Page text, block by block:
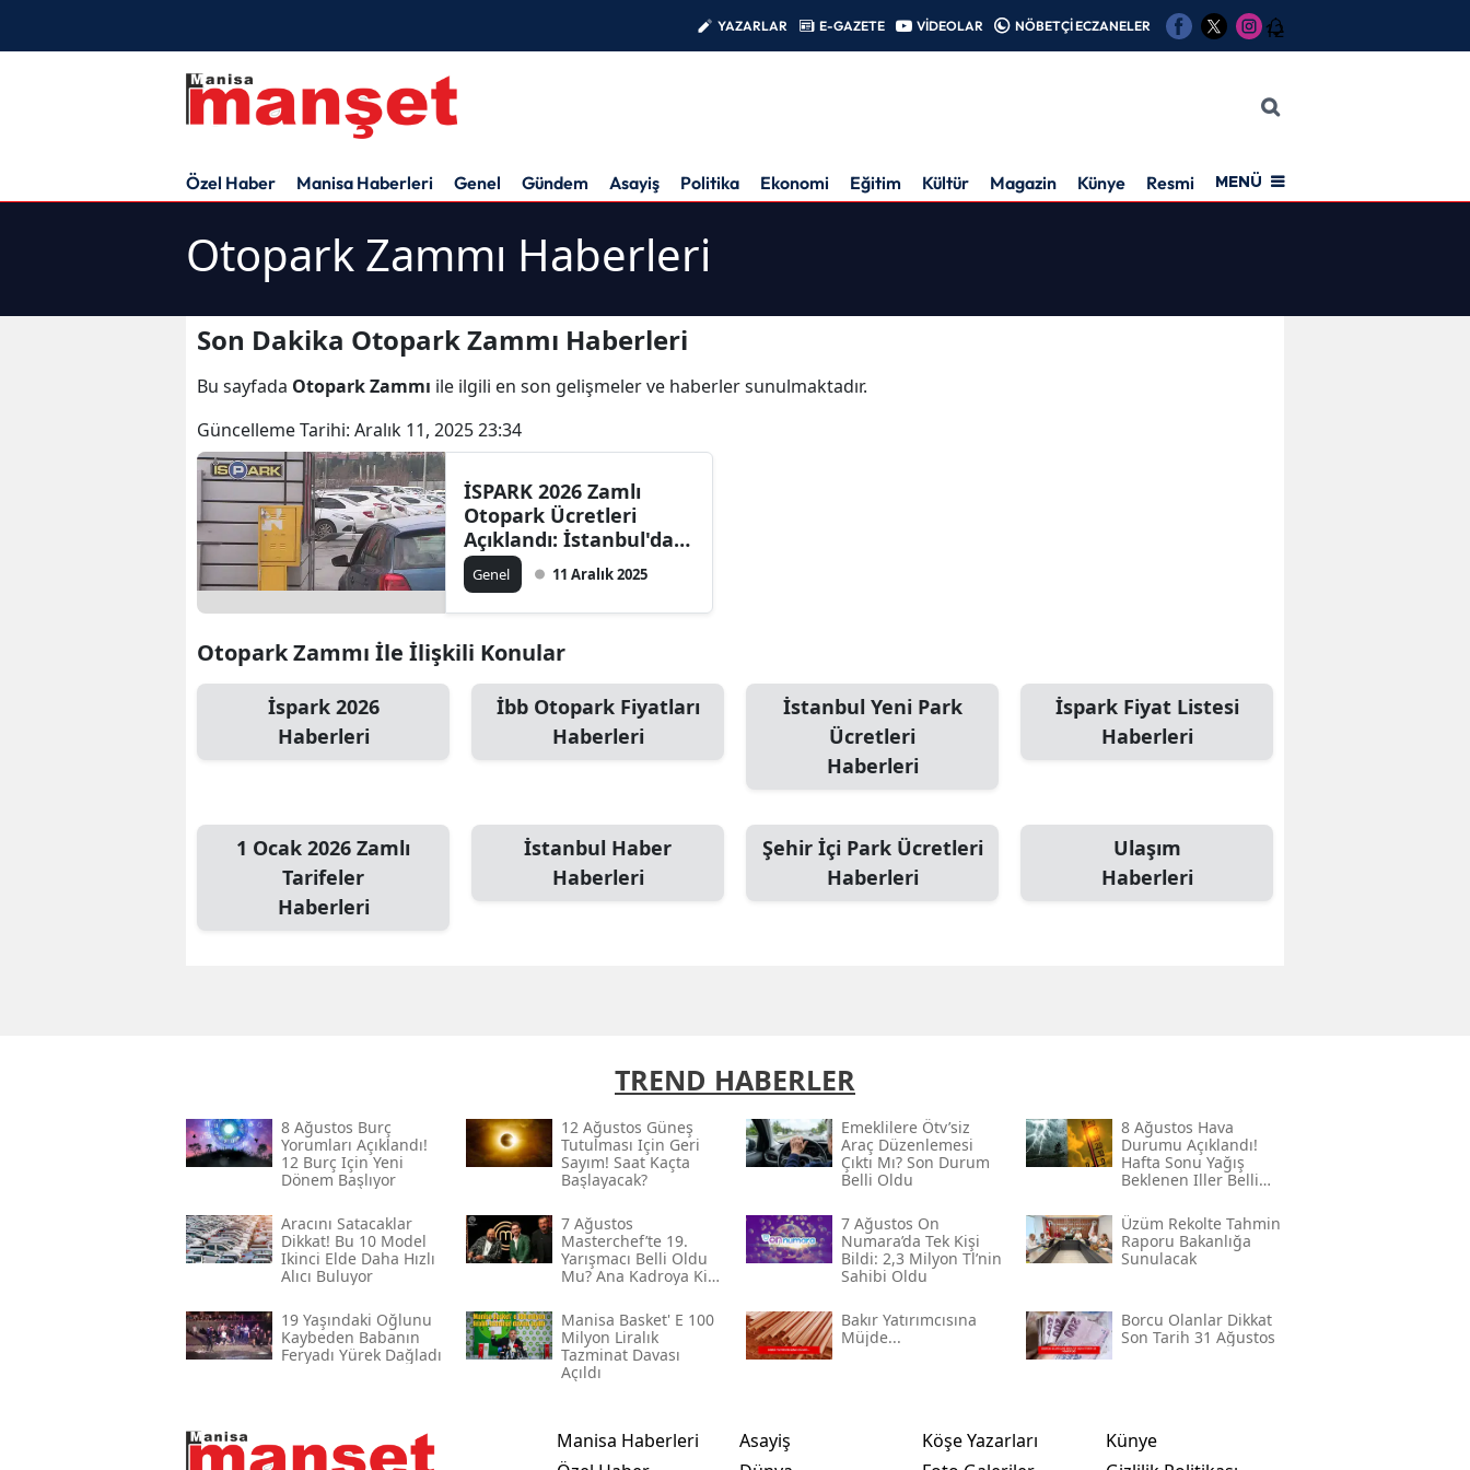
YAZARLAR E-GAZETE VİDEOLAR NÖBETÇİ ECZANELER 12
Özel Haber Manisa Haberleri Genel Gündem Asayiş Politika Ekonomi Eğitim Kültür Magazin Künye Resmi İlanMENÜ
Otopark Zammı Haberleri
Son Dakika Otopark Zammı Haberleri
Bu sayfada Otopark Zammı ile ilgili en son gelişmeler ve haberler sunulmaktadır.
Güncelleme Tarihi: Aralık 11, 2025 23:34
İSPARK 2026 Zamlı
Otopark Ücretleri
Açıklandı: İstanbul'da
Otoparka Büyük Artış!
Genel 11 Aralık 2025
Otopark Zammı İle İlişkili Konular
İspark 2026
Haberleri
İbb Otopark Fiyatları
Haberleri
İstanbul Yeni Park
Ücretleri
Haberleri
İspark Fiyat Listesi
Haberleri
1 Ocak 2026 Zamlı
Tarifeler
Haberleri
İstanbul Haber
Haberleri
Şehir İçi Park Ücretleri
Haberleri
Ulaşım
Haberleri
TREND HABERLER
8 Ağustos Burç
Yorumları Açıklandı!
12 Burç Için Yeni
Dönem Başlıyor
12 Ağustos Güneş
Tutulması Için Geri
Sayım! Saat Kaçta
Başlayacak?
Emeklilere Ötv’siz
Araç Düzenlemesi
Çıktı Mı? Son Durum
Belli Oldu
8 Ağustos Hava
Durumu Açıklandı!
Hafta Sonu Yağış
Beklenen Iller Belli
Aracını Satacaklar
Dikkat! Bu 10 Model
Ikinci Elde Daha Hızlı
Alıcı Buluyor
7 Ağustos
Masterchef’te 19.
Yarışmacı Belli Oldu
Mu? Ana Kadroya Kim
7 Ağustos On
Numara’da Tek Kişi
Bildi: 2,3 Milyon Tl’nin
Sahibi Oldu
Üzüm Rekolte Tahmin
Raporu Bakanlığa
Sunulacak
19 Yaşındaki Oğlunu
Kaybeden Babanın
Feryadı Yürek Dağladı
Manisa Basket' E 100
Milyon Liralık
Tazminat Davası
Açıldı
Bakır Yatırımcısına
Müjde...
Borcu Olanlar Dikkat
Son Tarih 31 Ağustos
Manisa Haberleri
Asayiş
Köşe Yazarları
Künye